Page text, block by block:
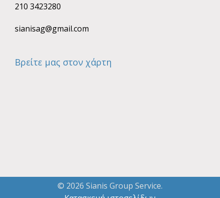
210 3423280
sianisag@gmail.com
Βρείτε μας στον χάρτη
© 2026 Sianis Group Service.